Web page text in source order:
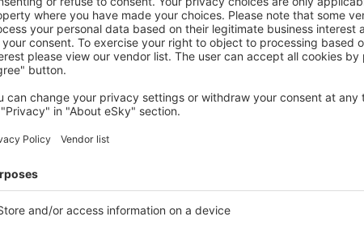
Gran Pacifico
97
€
Mehr Angebote prüfen in Provinz Osorno